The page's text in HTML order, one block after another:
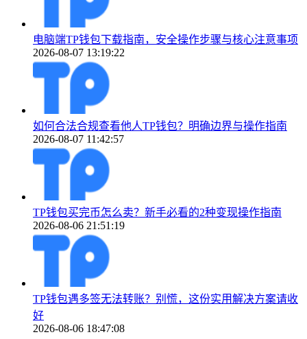
电脑端TP钱包下载指南，安全操作步骤与核心注意事项
2026-08-07 13:19:22
如何合法合规查看他人TP钱包？明确边界与操作指南
2026-08-07 11:42:57
TP钱包买完币怎么卖？新手必看的2种变现操作指南
2026-08-06 21:51:19
TP钱包遇多签无法转账？别慌，这份实用解决方案请收
好
2026-08-06 18:47:08